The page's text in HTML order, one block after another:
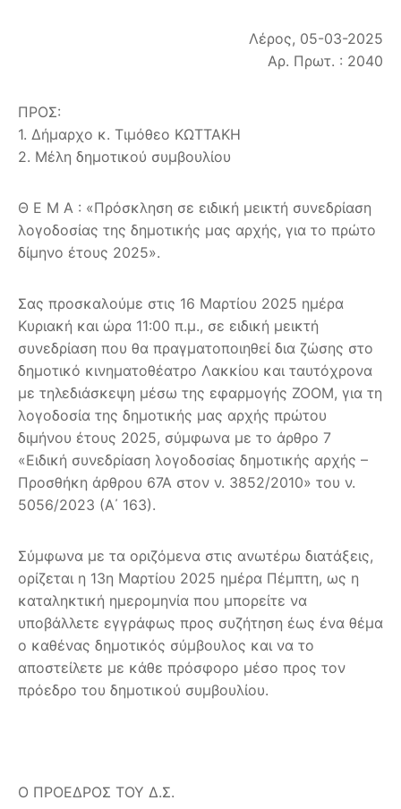
Λέρος, 05-03-2025
Αρ. Πρωτ. : 2040
ΠΡΟΣ:
1. Δήμαρχο κ. Τιμόθεο ΚΩΤΤΑΚΗ
2. Μέλη δημοτικού συμβουλίου
Θ Ε Μ Α : «Πρόσκληση σε ειδική μεικτή συνεδρίαση
λογοδοσίας της δημοτικής μας αρχής, για το πρώτο
δίμηνο έτους 2025».
Σας προσκαλούμε στις 16 Μαρτίου 2025 ημέρα
Κυριακή και ώρα 11:00 π.μ., σε ειδική μεικτή
συνεδρίαση που θα πραγματοποιηθεί δια ζώσης στο
δημοτικό κινηματοθέατρο Λακκίου και ταυτόχρονα
με τηλεδιάσκεψη μέσω της εφαρμογής ΖΟΟΜ, για τη
λογοδοσία της δημοτικής μας αρχής πρώτου
διμήνου έτους 2025, σύμφωνα με το άρθρο 7
«Ειδική συνεδρίαση λογοδοσίας δημοτικής αρχής –
Προσθήκη άρθρου 67Α στον ν. 3852/2010» του ν.
5056/2023 (Α΄ 163).
Σύμφωνα με τα οριζόμενα στις ανωτέρω διατάξεις,
ορίζεται η 13η Μαρτίου 2025 ημέρα Πέμπτη, ως η
καταληκτική ημερομηνία που μπορείτε να
υποβάλλετε εγγράφως προς συζήτηση έως ένα θέμα
ο καθένας δημοτικός σύμβουλος και να το
αποστείλετε με κάθε πρόσφορο μέσο προς τον
πρόεδρο του δημοτικού συμβουλίου.
Ο ΠΡΟΕΔΡΟΣ ΤΟΥ Δ.Σ.